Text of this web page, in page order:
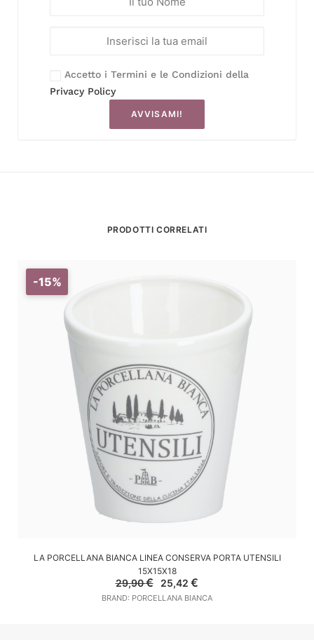
Accetto i Termini e le Condizioni della
Privacy Policy
AVVISAMI!
PRODOTTI CORRELATI
-15%
AGGIUNGI AL CARRELLO
LA PORCELLANA BIANCA LINEA CONSERVA PORTA UTENSILI
15X15X18
29,90€
Il
prezzo
originale
25,42€
attuale
BRAND: PORCELLANA BIANCA